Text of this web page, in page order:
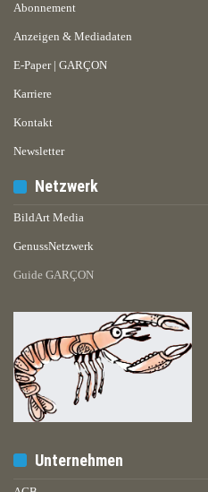
Abonnement
Anzeigen & Mediadaten
E-Paper | GARÇON
Karriere
Kontakt
Newsletter
Netzwerk
BildArt Media
GenussNetzwerk
Guide GARÇON
Unternehmen